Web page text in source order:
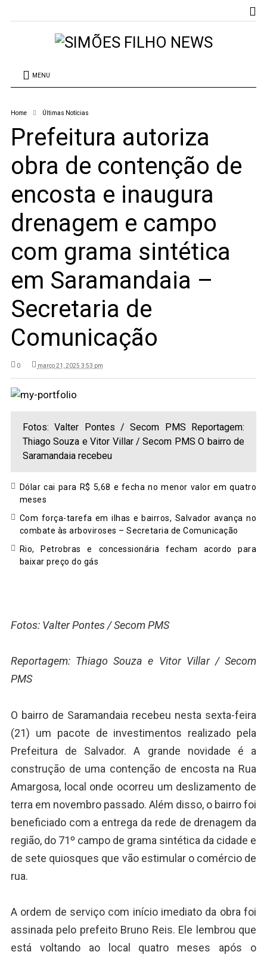
MENU
Home Últimas Notícias
Prefeitura autoriza
obra de contenção de
encosta e inaugura
drenagem e campo
com grama sintética
em Saramandaia –
Secretaria de
Comunicação
0 março 21, 2025 3:53 pm
Fotos: Valter Pontes / Secom PMS Reportagem:
Thiago Souza e Vitor Villar / Secom PMS O bairro de
Saramandaia recebeu
Dólar cai para R$ 5,68 e fecha no menor valor em quatro
meses
Com força-tarefa em ilhas e bairros, Salvador avança no
combate às arboviroses – Secretaria de Comunicação
Rio, Petrobras e concessionária fecham acordo para
baixar preço do gás
Fotos: Valter Pontes / Secom PMS
Reportagem: Thiago Souza e Vitor Villar / Secom
PMS
O bairro de Saramandaia recebeu nesta sexta-feira
(21) um pacote de investimentos realizado pela
Prefeitura de Salvador. A grande novidade é a
construção de uma contenção de encosta na Rua
Amargosa, local onde ocorreu um deslizamento de
terra em novembro passado. Além disso, o bairro foi
beneficiado com a entrega da rede de drenagem da
região, do 71º campo de grama sintética da cidade e
de sete quiosques que vão estimular o comércio de
rua.
A ordem de serviço com início imediato da obra foi
assinada pelo prefeito Bruno Reis. Ele lembrou que
está voltando ao local quatro meses após o